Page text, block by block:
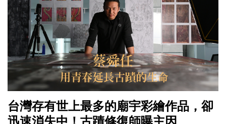
台灣存有世上最多的廟宇彩繪作品，卻
迅速消失中！古蹟修復師曝主因